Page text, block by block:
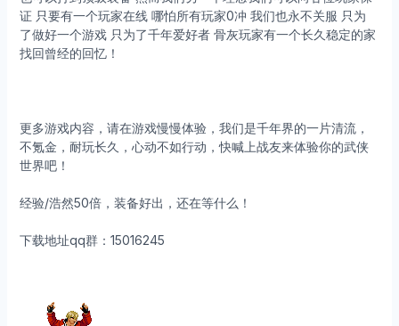
证 只要有一个玩家在线 哪怕所有玩家0冲 我们也永不关服 只为
了做好一个游戏 只为了千年爱好者 骨灰玩家有一个长久稳定的家
找回曾经的回忆！
更多游戏内容，请在游戏慢慢体验，我们是千年界的一片清流，
不氪金，耐玩长久，心动不如行动，快喊上战友来体验你的武侠
世界吧！
经验/浩然50倍，装备好出，还在等什么！
下载地址qq群：15016245